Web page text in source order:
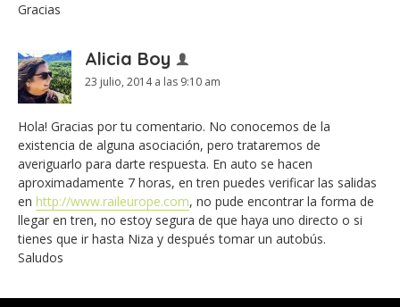
Gracias
Alicia Boy
23 julio, 2014 a las 9:10 am
Hola! Gracias por tu comentario. No conocemos de la
existencia de alguna asociación, pero trataremos de
averiguarlo para darte respuesta. En auto se hacen
aproximadamente 7 horas, en tren puedes verificar las salidas
en http://www.raileurope.com, no pude encontrar la forma de
llegar en tren, no estoy segura de que haya uno directo o si
tienes que ir hasta Niza y después tomar un autobús.
Saludos